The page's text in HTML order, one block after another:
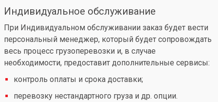
Индивидуальное обслуживание
При Индивидуальном обслуживании заказ будет вести
персональный менеджер, который будет сопровождать
весь процесс грузоперевозки и, в случае
необходимости, предоставит дополнительные сервисы:
контроль оплаты и срока доставки;
перевозку нестандартного груза и др. опции.